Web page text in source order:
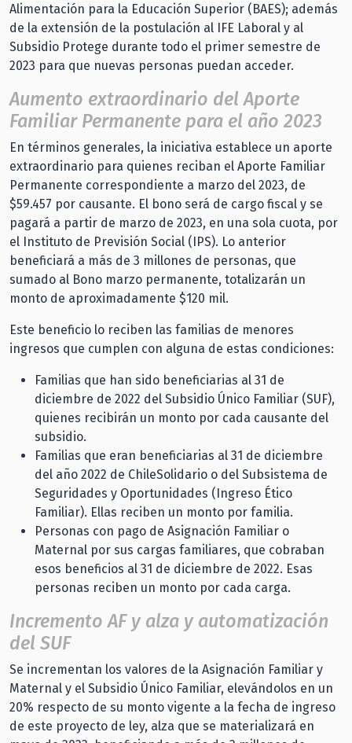
Alimentación para la Educación Superior (BAES); además
de la extensión de la postulación al IFE Laboral y al
Subsidio Protege durante todo el primer semestre de
2023 para que nuevas personas puedan acceder.
Aumento extraordinario del Aporte
Familiar Permanente para el año 2023
En términos generales, la iniciativa establece un aporte
extraordinario para quienes reciban el Aporte Familiar
Permanente correspondiente a marzo del 2023, de
$59.457 por causante. El bono será de cargo fiscal y se
pagará a partir de marzo de 2023, en una sola cuota, por
el Instituto de Previsión Social (IPS). Lo anterior
beneficiará a más de 3 millones de personas, que
sumado al Bono marzo permanente, totalizarán un
monto de aproximadamente $120 mil.
Este beneficio lo reciben las familias de menores
ingresos que cumplen con alguna de estas condiciones:
Familias que han sido beneficiarias al 31 de
diciembre de 2022 del Subsidio Único Familiar (SUF),
quienes recibirán un monto por cada causante del
subsidio.
Familias que eran beneficiarias al 31 de diciembre
del año 2022 de ChileSolidario o del Subsistema de
Seguridades y Oportunidades (Ingreso Ético
Familiar). Ellas reciben un monto por familia.
Personas con pago de Asignación Familiar o
Maternal por sus cargas familiares, que cobraban
esos beneficios al 31 de diciembre de 2022. Esas
personas reciben un monto por cada carga.
Incremento AF y alza y automatización
del SUF
Se incrementan los valores de la Asignación Familiar y
Maternal y el Subsidio Único Familiar, elevándolos en un
20% respecto de su monto vigente a la fecha de ingreso
de este proyecto de ley, alza que se materializará en